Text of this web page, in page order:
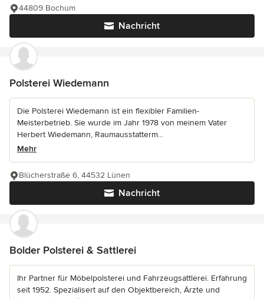
Nachricht
44809 Bochum
Polsterei Wiedemann
Die Polsterei Wiedemann ist ein flexibler Familien-
Meisterbetrieb. Sie wurde im Jahr 1978 von meinem Vater
Herbert Wiedemann, Raumausstatterm...
Mehr
Nachricht
Blücherstraße 6, 44532 Lünen
Bolder Polsterei & Sattlerei
Ihr Partner für Möbelpolsterei und Fahrzeugsattlerei. Erfahrung
seit 1952. Spezialisert auf den Objektbereich, Ärzte und